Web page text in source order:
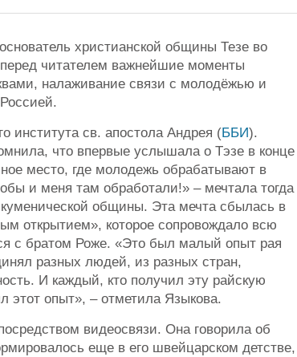
христианской общины Тезе во
читателем важнейшие моменты
налаживание связи с молодёжью и
института св. апостола Андрея (ББИ).
что впервые услышала о Тэзе в конце
место, где молодежь обрабатывают в
и меня там обработали!» – мечтала тогда
общины. Эта мечта сбылась в
открытием», которое сопровождало всю
с братом Роже. «Это был малый опыт рая
разных людей, из разных стран,
И каждый, кто получил эту райскую
этот опыт», – отметила Языкова.
видеосвязи. Она говорила об
еще в его швейцарском детстве,